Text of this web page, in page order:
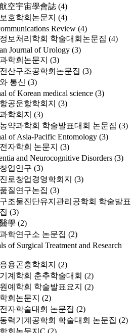
空宇宙學會誌 (4)
호학회논문지 (4)
Review (4)
보처리학회 학술대회논문집 (4)
Journal of Urology (3)
학회논문지 (3)
산구조공학회논문집 (3)
통신 (3)
of Korean medical science (3)
공운항학회지 (3)
학회지 (3)
약과학회 학술발표대회 논문집 (3)
of Asia-Pacific Entomology (3)
자학회 논문지 (3)
and Neurocognitive Disorders (3)
업연구 (3)
로창업경영학회지 (3)
질연구논집 (3)
조물진단유지관리공학회 학술발표
(3)
學 (2)
학연구소 논문집 (2)
of Surgical Treatment and Research
용곤충학회지 (2)
계학회 춘추학술대회 (2)
예학회 학술발표요지 (2)
회논문지 (2)
자학술대회 논문집 (2)
력기계공학회 학술대회 논문집 (2)
회논문지C (2)